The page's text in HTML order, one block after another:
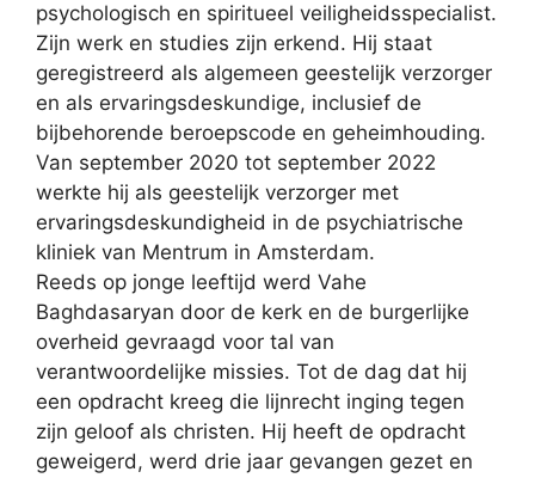
psychologisch en spiritueel veiligheidsspecialist.
Zijn werk en studies zijn erkend. Hij staat
geregistreerd als algemeen geestelijk verzorger
en als ervaringsdeskundige, inclusief de
bijbehorende beroepscode en geheimhouding.
Van september 2020 tot september 2022
werkte hij als geestelijk verzorger met
ervaringsdeskundigheid in de psychiatrische
kliniek van Mentrum in Amsterdam.
Reeds op jonge leeftijd werd Vahe
Baghdasaryan door de kerk en de burgerlijke
overheid gevraagd voor tal van
verantwoordelijke missies. Tot de dag dat hij
een opdracht kreeg die lijnrecht inging tegen
zijn geloof als christen. Hij heeft de opdracht
geweigerd, werd drie jaar gevangen gezet en